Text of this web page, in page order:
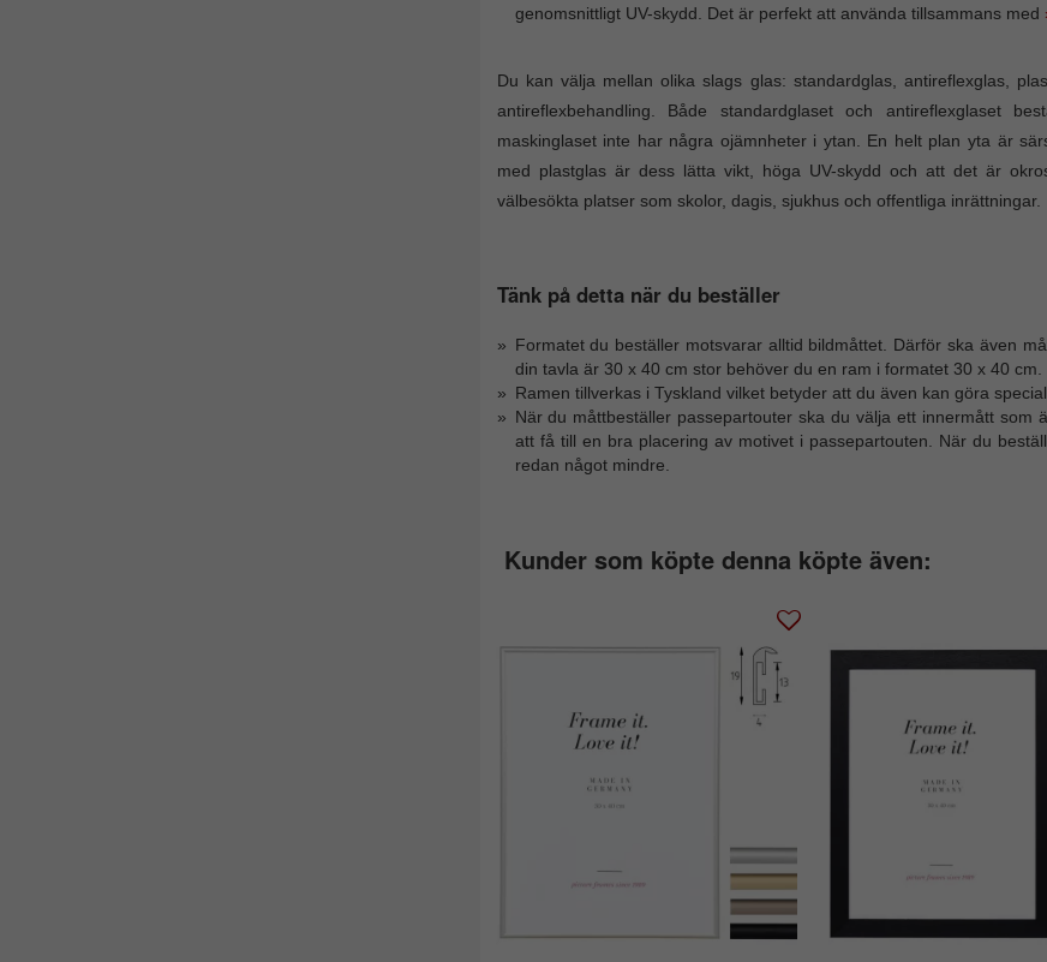
genomsnittligt UV-skydd. Det är perfekt att använda tillsammans med
Du kan välja mellan olika slags glas: standardglas, antireflexglas,
antireflexbehandling. Både standardglaset och antireflexglaset
maskinglaset inte har några ojämnheter i ytan. En helt plan yta är
med plastglas är dess lätta vikt, höga UV-skydd och att det är
välbesökta platser som skolor, dagis, sjukhus och offentliga inrättningar.
Tänk på detta när du beställer
Formatet du beställer motsvarar alltid bildmåttet. Därför ska även
din tavla är 30 x 40 cm stor behöver du en ram i formatet 30 x 40 cm.
Ramen tillverkas i Tyskland vilket betyder att du även kan göra
När du måttbeställer passepartouter ska du välja ett innermått
att få till en bra placering av motivet i passepartouten. När du
redan något mindre.
Kunder som köpte denna köpte även: